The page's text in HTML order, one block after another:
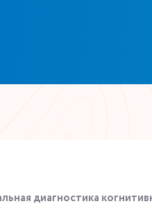
диагностика